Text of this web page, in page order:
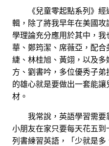
《兒童零起點系列》經
輯，除了將我早年在美國
學理論充分應用於其中，
華、鄭筠潔、席薇亞，配
緁、林桂旭、黃翊，以及
方、劉書吟，多位優秀子
的雄心就是要做出一套能
材。
我常說，英語學習需要
小朋友在家只要每天花五
列書練習英語，「少就是